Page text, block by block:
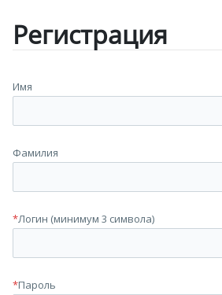
Регистрация
Имя
Фамилия
*Логин (минимум 3 символа)
*Пароль